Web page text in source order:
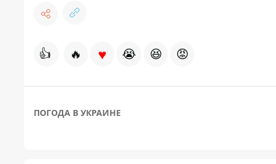
👍 🔥 ♥ 😭 😆 😡
ПОГОДА В УКРАИНЕ